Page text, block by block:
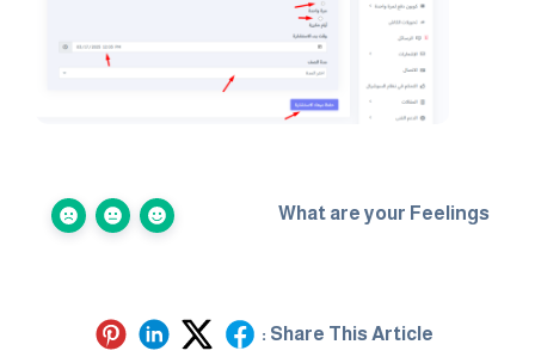
What are your Feelings
Share This Article :